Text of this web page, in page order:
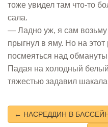
тоже увидел там что-то
сала.
— Ладно уж, я сам возьму
прыгнул в яму. Но на этот
посмеяться над
Падая на холодный
тяжестью задавил шакала
← НАСРЕДДИН В